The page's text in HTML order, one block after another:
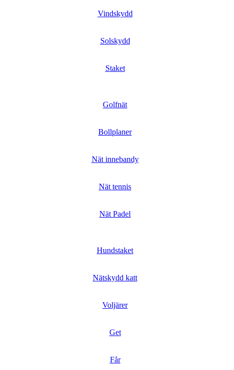
Vindskydd
Solskydd
Staket
Golfnät
Bollplaner
Nät innebandy
Nät tennis
Nät Padel
Hundstaket
Nätskydd katt
Voljärer
Get
Får